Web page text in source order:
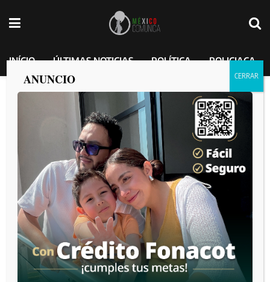
INÍCIO ÚLTIMAS NOTICIAS POLÍTICA POLICIACA
EU va por Peso Pluma por presuntos
nexos con el crimen organizado de
Sinaloa.
MEXICO COMUNICA 2025-02-06
ANUNCIO